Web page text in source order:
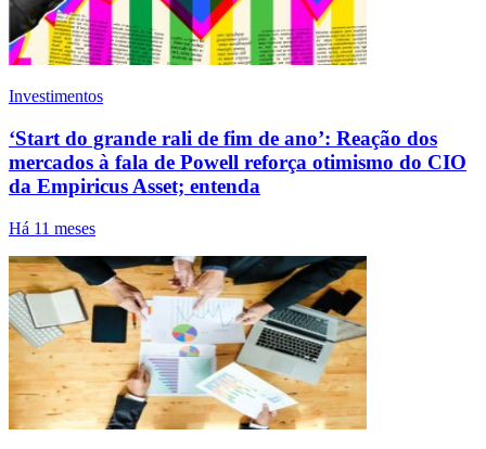
Investimentos
‘Start do grande rali de fim de ano’: Reação dos
mercados à fala de Powell reforça otimismo do CIO
da Empiricus Asset; entenda
Há 11 meses